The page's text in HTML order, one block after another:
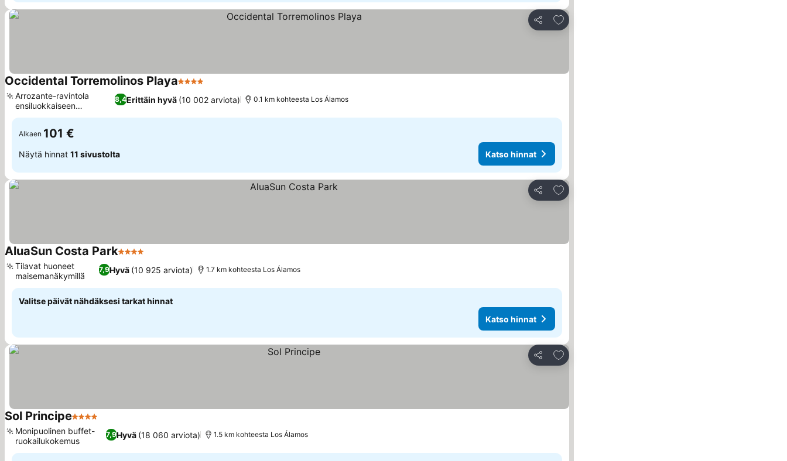
Jaa
Lisää suosikkeihin
Occidental Torremolinos Playa4 Tähtiluokitus
8,4Erittäin hyvä (10 002 arviota)
Arrozante-ravintola
ensiluokkaiseen
ruokailuun
0.1 km kohteesta Los Álamos
Alkaen 101 €
Näytä hinnat 11 sivustolta Katso hinnat
Jaa
Lisää suosikkeihin
AluaSun Costa Park4 Tähtiluokitus
7,9Hyvä (10 925 arviota)
Tilavat huoneet
maisemanäkymillä
1.7 km kohteesta Los Álamos
Valitse päivät nähdäksesi tarkat hinnat
Katso hinnat
Jaa
Lisää suosikkeihin
Sol Principe4 Tähtiluokitus
7,9Hyvä (18 060 arviota)
Monipuolinen buffet-
ruokailukokemus
1.5 km kohteesta Los Álamos